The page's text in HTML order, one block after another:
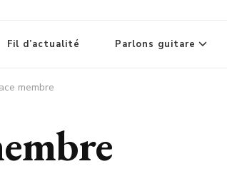
Fil d’actualité Parlons guitare
membre